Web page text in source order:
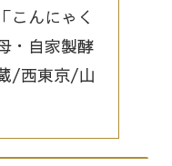
こんにゃく
・自家製酵
/西東京/山